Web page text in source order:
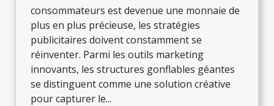
consommateurs est devenue une monnaie de
plus en plus précieuse, les stratégies
publicitaires doivent constamment se
réinventer. Parmi les outils marketing
innovants, les structures gonflables géantes
se distinguent comme une solution créative
pour capturer le...